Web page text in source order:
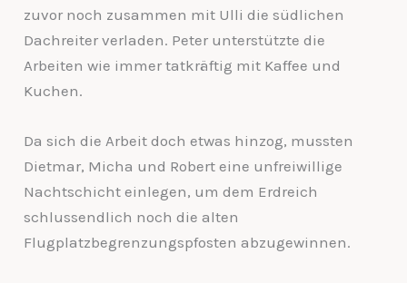
zuvor noch zusammen mit Ulli die südlichen
Dachreiter verladen. Peter unterstützte die
Arbeiten wie immer tatkräftig mit Kaffee und
Kuchen.
Da sich die Arbeit doch etwas hinzog, mussten
Dietmar, Micha und Robert eine unfreiwillige
Nachtschicht einlegen, um dem Erdreich
schlussendlich noch die alten
Flugplatzbegrenzungspfosten abzugewinnen.